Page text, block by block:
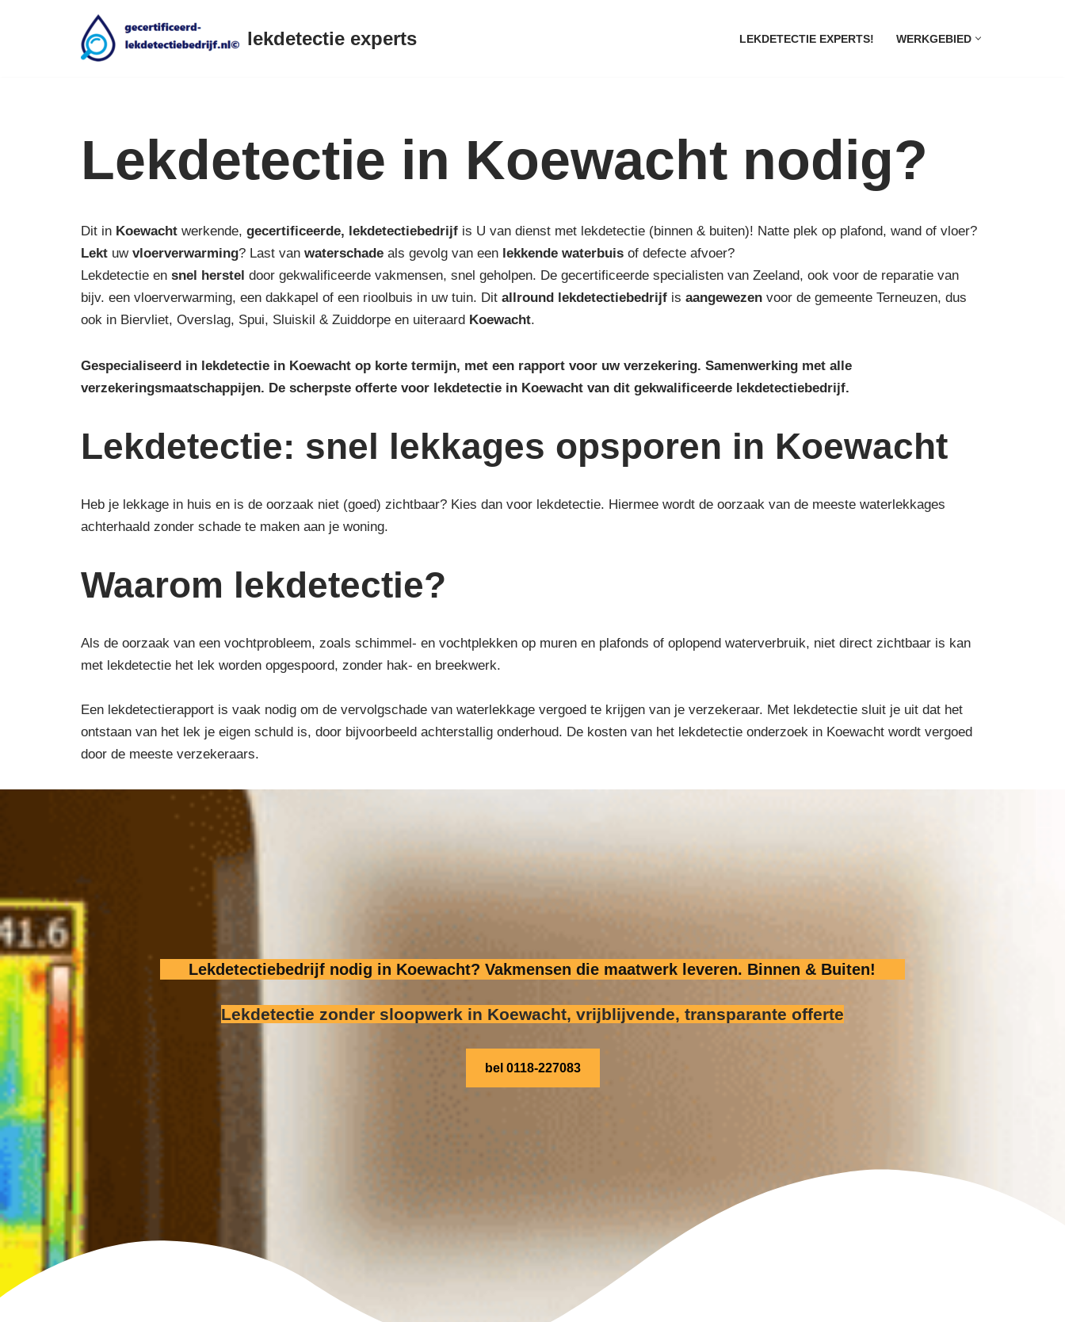
lekdetectie experts LEKDETECTIE EXPERTS! WERKGEBIED
Lekdetectie in Koewacht nodig?
Dit in Koewacht werkende, gecertificeerde, lekdetectiebedrijf is U van dienst met lekdetectie (binnen & buiten)! Natte plek op plafond, wand of vloer?
Lekt uw vloerverwarming? Last van waterschade als gevolg van een lekkende waterbuis of defecte afvoer?
Lekdetectie en snel herstel door gekwalificeerde vakmensen, snel geholpen. De gecertificeerde specialisten van Zeeland, ook voor de reparatie van
bijv. een vloerverwarming, een dakkapel of een rioolbuis in uw tuin. Dit allround lekdetectiebedrijf is aangewezen voor de gemeente Terneuzen, dus
ook in Biervliet, Overslag, Spui, Sluiskil & Zuiddorpe en uiteraard Koewacht.
Gespecialiseerd in lekdetectie in Koewacht op korte termijn, met een rapport voor uw verzekering. Samenwerking met alle
verzekeringsmaatschappijen. De scherpste offerte voor lekdetectie in Koewacht van dit gekwalificeerde lekdetectiebedrijf.
Lekdetectie: snel lekkages opsporen in Koewacht
Heb je lekkage in huis en is de oorzaak niet (goed) zichtbaar? Kies dan voor lekdetectie. Hiermee wordt de oorzaak van de meeste waterlekkages
achterhaald zonder schade te maken aan je woning.
Waarom lekdetectie?
Als de oorzaak van een vochtprobleem, zoals schimmel- en vochtplekken op muren en plafonds of oplopend waterverbruik, niet direct zichtbaar is kan
met lekdetectie het lek worden opgespoord, zonder hak- en breekwerk.
Een lekdetectierapport is vaak nodig om de vervolgschade van waterlekkage vergoed te krijgen van je verzekeraar. Met lekdetectie sluit je uit dat het
ontstaan van het lek je eigen schuld is, door bijvoorbeeld achterstallig onderhoud. De kosten van het lekdetectie onderzoek in Koewacht wordt vergoed
door de meeste verzekeraars.
Lekdetectiebedrijf nodig in Koewacht? Vakmensen die maatwerk leveren. Binnen & Buiten!
Lekdetectie zonder sloopwerk in Koewacht, vrijblijvende, transparante offerte
bel 0118-227083